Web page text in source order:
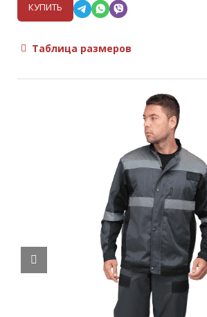
КУПИТЬ
Таблица размеров